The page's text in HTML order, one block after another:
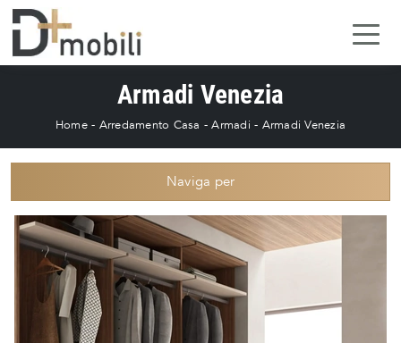
Armadi Venezia
Home- Arredamento Casa -Armadi - Armadi Venezia
Naviga per